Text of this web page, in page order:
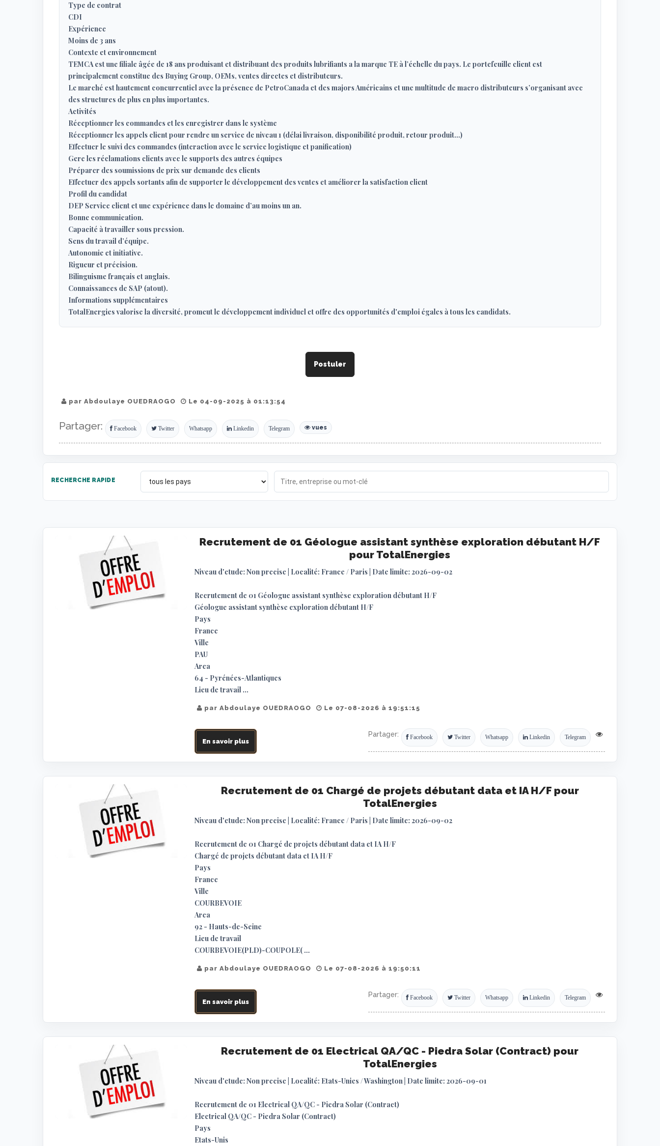
Type de contrat
CDI
Expérience
Moins de 3 ans
Contexte et environnement
TEMCA est une filiale âgée de 18 ans produisant et distribuant des produits lubrifiants a la marque TE à l’échelle du pays. Le portefeuille client est
principalement constitue des Buying Group, OEMs, ventes directes et distributeurs.
Le marché est hautement concurrentiel avec la présence de PetroCanada et des majors Américains et une multitude de macro distributeurs s’organisant avec
des structures de plus en plus importantes.
Activités
Réceptionner les commandes et les enregistrer dans le système
Réceptionner les appels client pour rendre un service de niveau 1 (délai livraison, disponibilité produit, retour produit…)
Effectuer le suivi des commandes (interaction avec le service logistique et panification)
Gere les réclamations clients avec le supports des autres équipes
Préparer des soumissions de prix sur demande des clients
Effectuer des appels sortants afin de supporter le développement des ventes et améliorer la satisfaction client
Profil du candidat
DEP Service client et une expérience dans le domaine d’au moins un an.
Bonne communication.
Capacité à travailler sous pression.
Sens du travail d’équipe.
Autonomie et initiative.
Rigueur et précision.
Bilinguisme français et anglais.
Connaissances de SAP (atout).
Informations supplémentaires
TotalEnergies valorise la diversité, promeut le développement individuel et offre des opportunités d'emploi égales à tous les candidats.
Postuler
par Abdoulaye OUEDRAOGO Le 04-09-2025 à 01:13:54
Partager: Facebook Twitter Whatsapp Linkedin Telegram vues
RECHERCHE RAPIDE
Recrutement de 01 Géologue assistant synthèse exploration débutant H/F
pour TotalEnergies
Niveau d'etude: Non precise | Localité: France / Paris | Date limite: 2026-09-02
Recrutement de 01 Géologue assistant synthèse exploration débutant H/F
Géologue assistant synthèse exploration débutant H/F
Pays
France
Ville
PAU
Area
64 - Pyrénées-Atlantiques
Lieu de travail ...
par Abdoulaye OUEDRAOGO Le 07-08-2026 à 19:51:15
En savoir plus
Partager: Facebook Twitter Whatsapp Linkedin Telegram
Recrutement de 01 Chargé de projets débutant data et IA H/F pour
TotalEnergies
Niveau d'etude: Non precise | Localité: France / Paris | Date limite: 2026-09-02
Recrutement de 01 Chargé de projets débutant data et IA H/F
Chargé de projets débutant data et IA H/F
Pays
France
Ville
COURBEVOIE
Area
92 - Hauts-de-Seine
Lieu de travail
COURBEVOIE(PLD)-COUPOLE( ...
par Abdoulaye OUEDRAOGO Le 07-08-2026 à 19:50:11
En savoir plus
Partager: Facebook Twitter Whatsapp Linkedin Telegram
Recrutement de 01 Electrical QA/QC - Piedra Solar (Contract) pour
TotalEnergies
Niveau d'etude: Non precise | Localité: Etats-Unies / Washington | Date limite: 2026-09-01
Recrutement de 01 Electrical QA/QC - Piedra Solar (Contract)
Electrical QA/QC - Piedra Solar (Contract)
Pays
Etats-Unis